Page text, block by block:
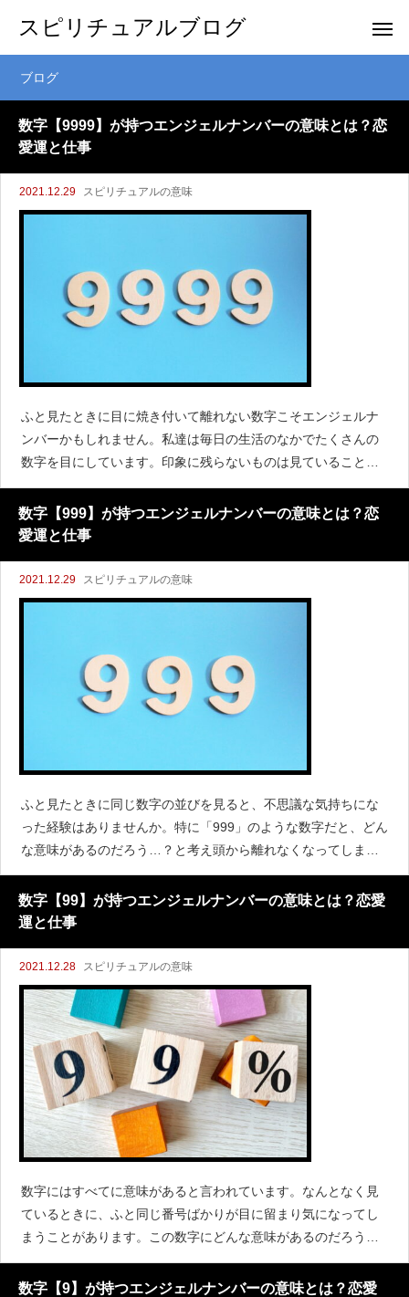
スピリチュアルブログ
ブログ
数字【9999】が持つエンジェルナンバーの意味とは？恋
愛運と仕事
2021.12.29 スピリチュアルの意味
ふと見たときに目に焼き付いて離れない数字こそエンジェルナ
ンバーかもしれません。私達は毎日の生活のなかでたくさんの
数字を目にしています。印象に残らないものは見ていることす
ら忘れてしまいます。そんななかでずっと残っている数字をエ
ンジェルナンバーといい天使のお告げのようなものです。なか
数字【999】が持つエンジェルナンバーの意味とは？恋
愛運と仕事
2021.12.29 スピリチュアルの意味
ふと見たときに同じ数字の並びを見ると、不思議な気持ちにな
った経験はありませんか。特に「999」のような数字だと、どん
な意味があるのだろう…？と考え頭から離れなくなってしまう
こともあります。数字にはすべてに意味があると言われていま
す。天使からのメッセージであるエンジェルナンバー999に
数字【99】が持つエンジェルナンバーの意味とは？恋愛
運と仕事
2021.12.28 スピリチュアルの意味
数字にはすべてに意味があると言われています。なんとなく見
ているときに、ふと同じ番号ばかりが目に留まり気になってし
まうことがあります。この数字にどんな意味があるのだろう？
と考えている人もいるのではないでしょうか。数字はエンジェ
ルナンバーと呼ばれ、天使からあなたに伝えたいメッセージで
数字【9】が持つエンジェルナンバーの意味とは？恋愛